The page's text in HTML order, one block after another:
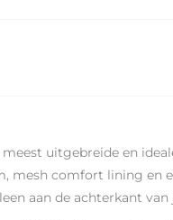
uitgebreide en
mesh comfort lining en
aan de achterkant van